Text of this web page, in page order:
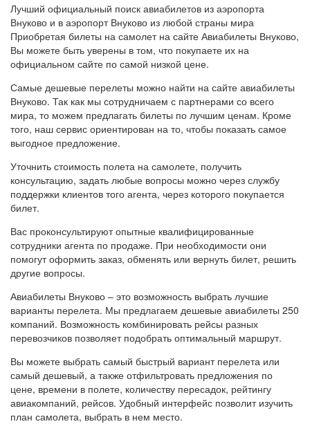
Лучший официальный поиск авиабилетов из аэропорта
Внуково и в аэропорт Внуково из любой страны мира
Приобретая билеты на самолет на сайте Авиабилеты Внуково,
Вы можете быть уверены в том, что покупаете их на
официальном сайте по самой низкой цене.
Самые дешевые перелеты можно найти на сайте авиабилеты
Внуково. Так как мы сотрудничаем с партнерами со всего
мира, то можем предлагать билеты по лучшим ценам. Кроме
того, наш сервис ориентирован на то, чтобы показать самое
выгодное предложение.
Уточнить стоимость полета на самолете, получить
консультацию, задать любые вопросы можно через службу
поддержки клиентов того агента, через которого покупается
билет.
Вас проконсультируют опытные квалифицированные
сотрудники агента по продаже. При необходимости они
помогут оформить заказ, обменять или вернуть билет, решить
другие вопросы.
Авиабилеты Внуково – это возможность выбрать лучшие
варианты перелета. Мы предлагаем дешевые авиабилеты 250
компаний. Возможность комбинировать рейсы разных
перевозчиков позволяет подобрать оптимальный маршрут.
Вы можете выбрать самый быстрый вариант перелета или
самый дешевый, а также отфильтровать предложения по
цене, времени в полете, количеству пересадок, рейтингу
авиакомпаний, рейсов. Удобный интерфейс позволит изучить
план самолета, выбрать в нем место.